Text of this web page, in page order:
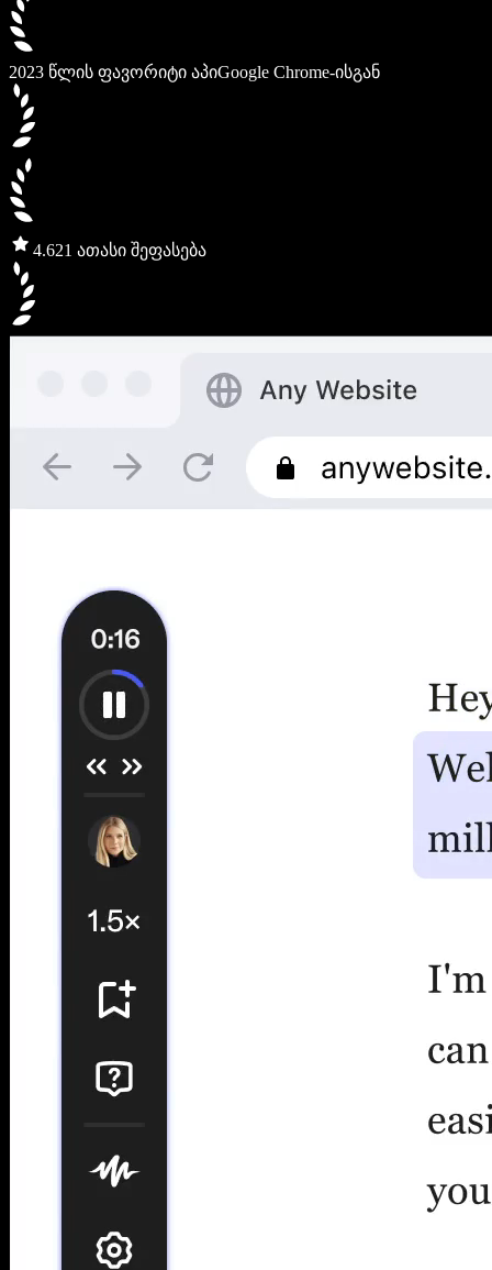
2023 წლის ფავორიტი აპიGoogle Chrome-ისგან
4.621 ათასი შეფასება